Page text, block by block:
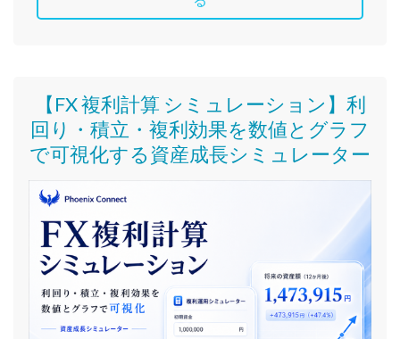
【FX 複利計算 シミュレーション】利
回り・積立・複利効果を数値とグラフ
で可視化する資産成長シミュレーター